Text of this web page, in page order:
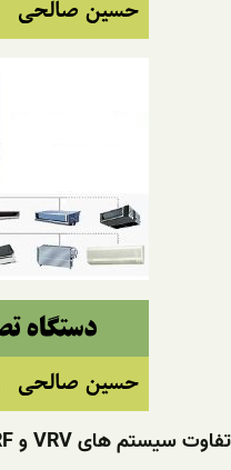
تفاوت سیستم های VRV و VRF